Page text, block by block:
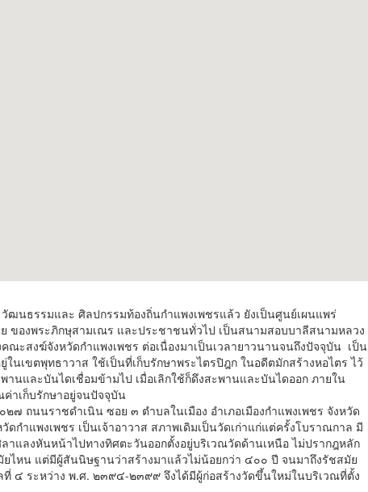
รมและ ศิลปกรรมท้องถิ่นกำแพงเพชรแล้ว ยังเป็นศูนย์เผนแพร่
ของพระภิกษุสามเณร และประชาชนทั่วไป เป็นสนามสอบบาลีสนามหลวง
ณะสงฆ์จังหวัดกำแพงเพชร ต่อเนื่องมาเป็นเวลายาวนานจนถึงปัจจุบัน เป็น
นเขตพุทธาวาส ใช้เป็นที่เก็บรักษาพระไตรปิฎก ในอดีตมักสร้างหอไตร ไว้
านและบันไดเชื่อมข้ามไป เมื่อเลิกใช้ก็ดึงสะพานและบันไดออก ภายใน
าเก็บรักษาอยู่จนปัจจุบัน
๗ ถนนราชดำเนิน ซอย ๓ ตำบลในเมือง อำเภอเมืองกำแพงเพชร จังหวัด
กำแพงเพชร เป็นเจ้าอาวาส สภาพเดิมเป็นวัดเก่าแก่แต่ครั้งโบราณกาล มี
แลงหันหน้าไปทางทิศตะวันออกตั้งอยู่บริเวณวัดด้านเหนือ ไม่ปรากฎหลัก
ยไหน แต่มีผู้สันนิษฐานว่าสร้างมาแล้วไม่น้อยกว่า ๔๐๐ ปี จนมาถึงรัชสมัย
ที่ ๔ ระหว่าง พ.ศ. ๒๓๙๔-๒๓๙๙ จึงได้มีผู้ก่อสร้างวัดขึ้นใหม่ในบริเวณที่ตั้ง